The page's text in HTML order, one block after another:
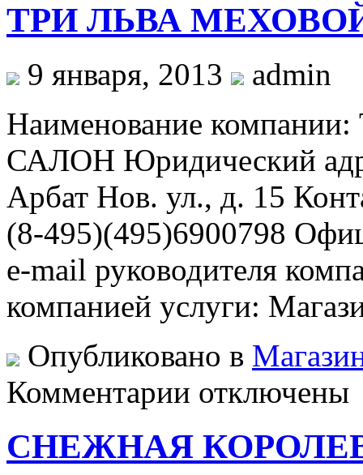
ТРИ ЛЬВА
9 января, 2013
admin
Наименование
САЛОН Юридический
Арбат Нов. ул., д. 15
(8-495)(495)6900798
e-mail руководителя
компанией услуги:
Опубликовано в
Комментарии записи
МЕХОВОЙ
САЛОН
отключены
СНЕЖНАЯ